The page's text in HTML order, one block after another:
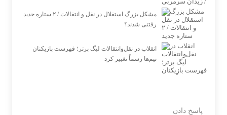
مشکل بزرگ استقلال در نقل و انتقالات / ۲ ستاره جدید
رفتنی شدند؟
انقلاب در نقل‌وانتقالات لیگ برتر؛ فهرست بازیکنان
تیم‌ها رسماً تغییر کرد
پاسخ دادن